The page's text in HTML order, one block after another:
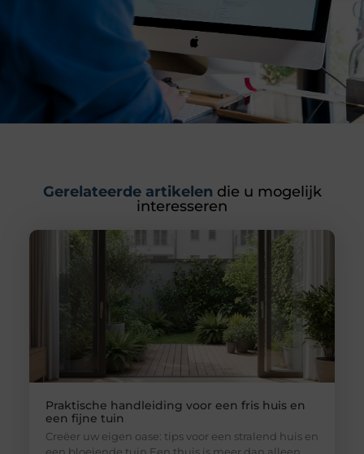
Gerelateerde artikelen die u mogelijk
interesseren
Praktische handleiding voor een fris huis en
een fijne tuin
Creëer uw eigen oase: tips voor een stralend huis en